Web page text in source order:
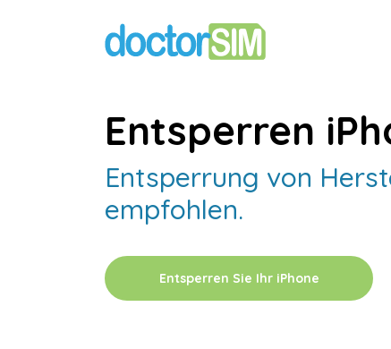
Entsperren
Entsperrung von
empfohlen.
Entsperren Sie Ihr iPhone